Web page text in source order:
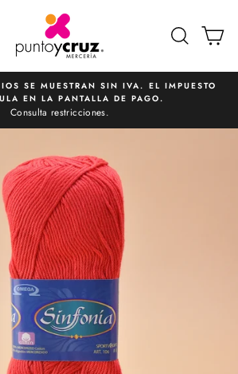
diapositivas
SE MUESTRAN SIN IVA. EL IMPUESTO
EN LA PANTALLA DE PAGO.
Consulta restricciones.